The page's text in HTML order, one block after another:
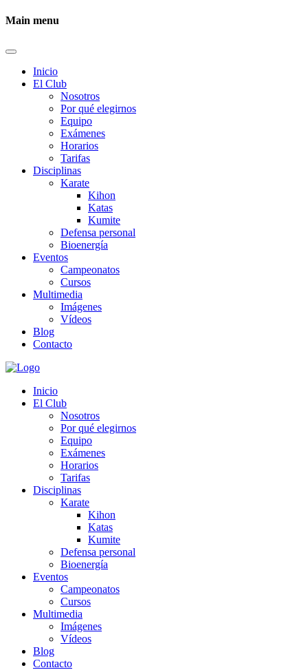
Main menu
Inicio
El Club
Nosotros
Por qué elegirnos
Equipo
Exámenes
Horarios
Tarifas
Disciplinas
Karate
Kihon
Katas
Kumite
Defensa personal
Bioenergía
Eventos
Campeonatos
Cursos
Multimedia
Imágenes
Vídeos
Blog
Contacto
Inicio
El Club
Nosotros
Por qué elegirnos
Equipo
Exámenes
Horarios
Tarifas
Disciplinas
Karate
Kihon
Katas
Kumite
Defensa personal
Bioenergía
Eventos
Campeonatos
Cursos
Multimedia
Imágenes
Vídeos
Blog
Contacto